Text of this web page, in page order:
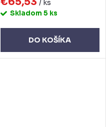
/ ks
Skladom 5 ks
DO KOŠÍKA